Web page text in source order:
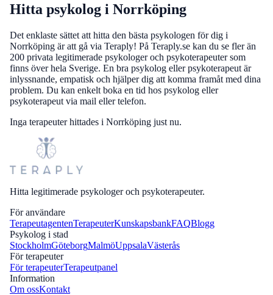
Hitta psykolog i Norrköping
Det enklaste sättet att hitta den bästa psykologen för dig i
Norrköping är att gå via Teraply! På Teraply.se kan du se fler än
200 privata legitimerade psykologer och psykoterapeuter som
finns över hela Sverige. En bra psykolog eller psykoterapeut är
inlyssnande, empatisk och hjälper dig att komma framåt med dina
problem. Du kan enkelt boka en tid hos psykolog eller
psykoterapeut via mail eller telefon.
Inga terapeuter hittades i Norrköping just nu.
Hitta legitimerade psykologer och psykoterapeuter.
För användare
TerapeutagentenTerapeuterKunskapsbankFAQBlogg
Psykolog i stad
StockholmGöteborgMalmöUppsalaVästerås
För terapeuter
För terapeuterTerapeutpanel
Information
Om ossKontakt